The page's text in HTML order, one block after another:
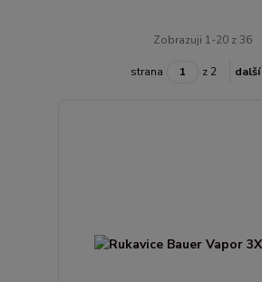
Zobrazuji 1-20 z 36
strana z 2 další